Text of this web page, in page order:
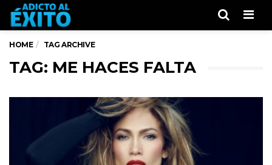
HOME TAG ARCHIVE
TAG: ME HACES FALTA